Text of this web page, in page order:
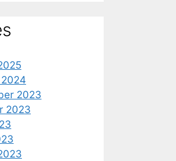
2023
2023